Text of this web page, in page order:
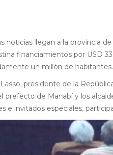
noticias llegan a la provincia
financiamientos por USD
un millón de habitantes.
presidente de la
prefecto de Manabí y los
e invitados especiales,